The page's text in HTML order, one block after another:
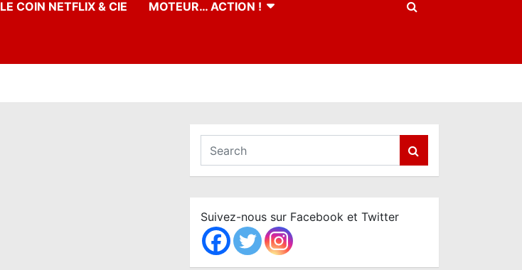
LE COIN NETFLIX & CIE MOTEUR… ACTION !
a
c
h
Suivez-nous sur Facebook et Twitter